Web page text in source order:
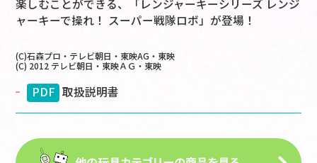
楽しむことができる、「レンジャーキーシリーズ レンジ
ャーキーで操れ！ スーパー戦隊ロボ」が登場！
(C)石森プロ・テレビ朝日・東映AG・東映
(C) 2012 テレビ朝日・東映ＡＧ・東映
PDF 取扱説明書